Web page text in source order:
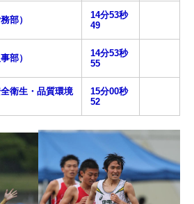
部）
14分53秒
49
部）
14分53秒
55
衛生・品質環境
15分00秒
52